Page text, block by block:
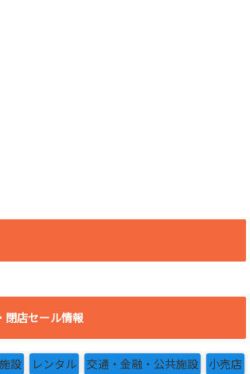
閉店セール情報
設 レンタル 交通・金融・公共施設 小売店